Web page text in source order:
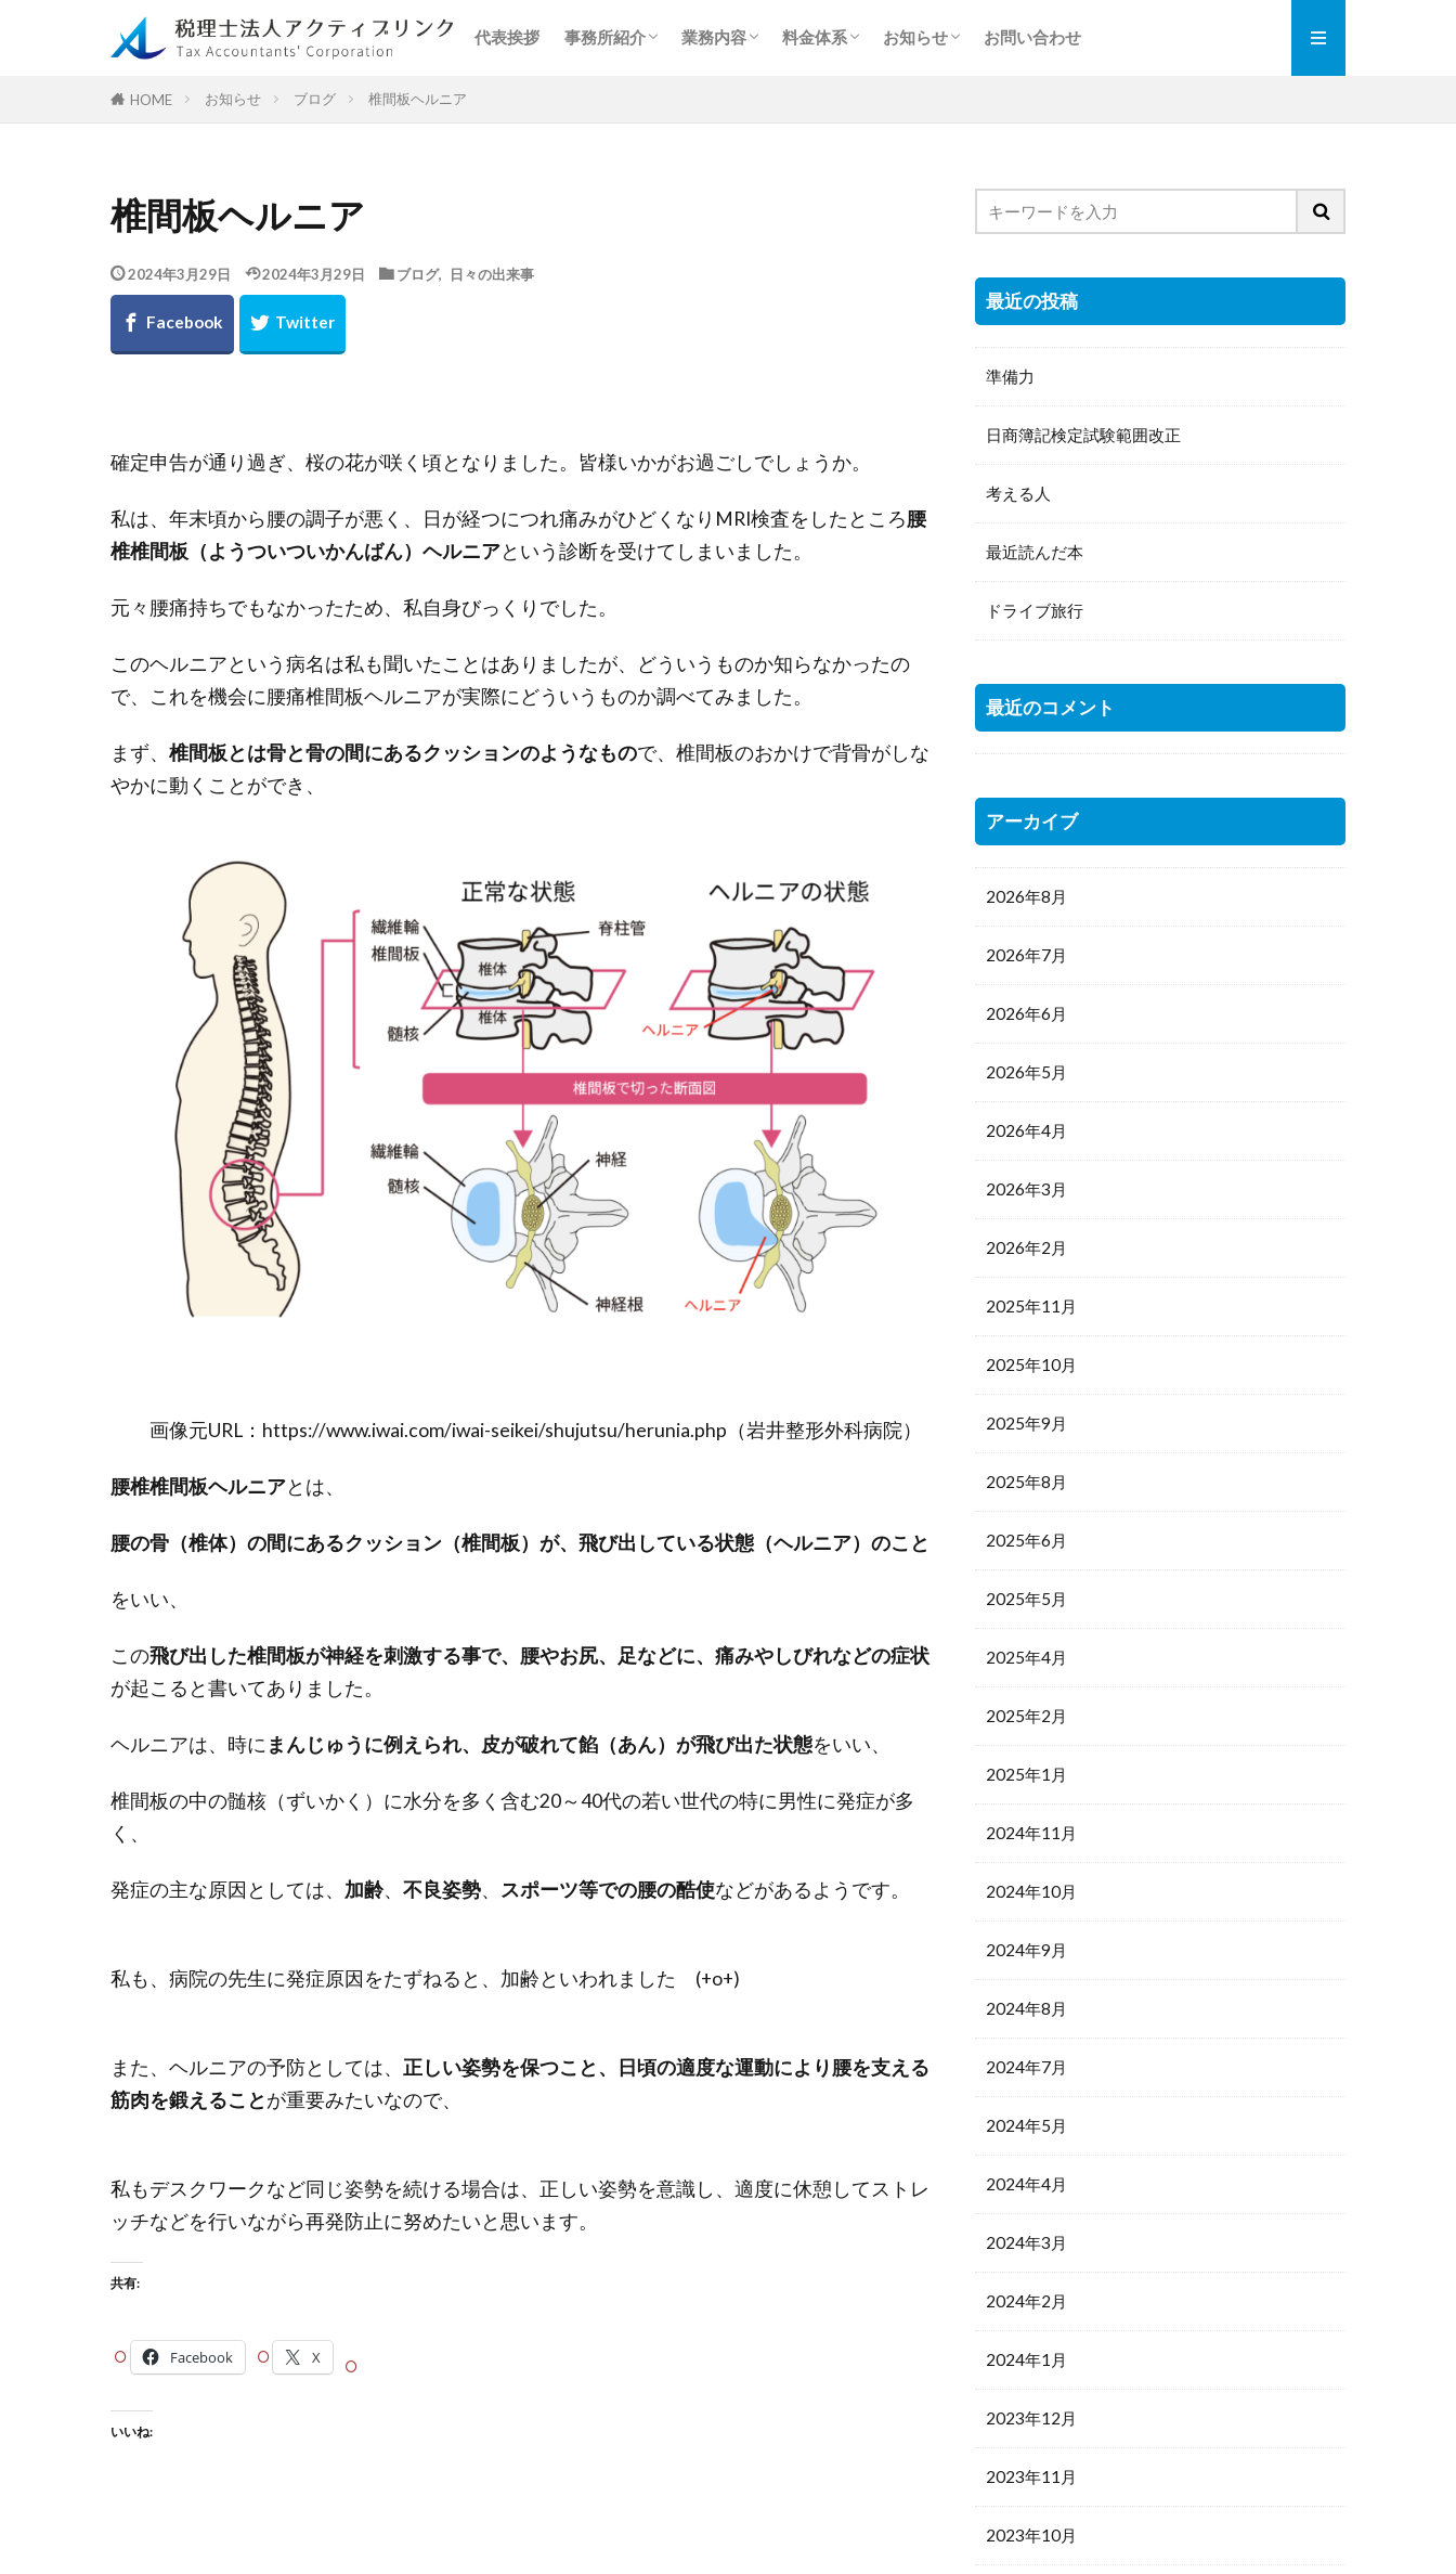
代表挨拶 事務所紹介 業務内容 料金体系 お知らせ お問い合わせ
HOME お知らせ ブログ 椎間板ヘルニア
椎間板ヘルニア
2024年3月29日 2024年3月29日 ブログ, 日々の出来事
確定申告が通り過ぎ、桜の花が咲く頃となりました。皆様いかがお過ごしでしょうか。
私は、年末頃から腰の調子が悪く、日が経つにつれ痛みがひどくなりMRI検査をしたところ腰
椎椎間板（ようついついかんばん）ヘルニアという診断を受けてしまいました。
元々腰痛持ちでもなかったため、私自身びっくりでした。
このヘルニアという病名は私も聞いたことはありましたが、どういうものか知らなかったの
で、これを機会に腰痛椎間板ヘルニアが実際にどういうものか調べてみました。
まず、 椎間板とは骨と骨の間にあるクッションのようなもので、椎間板のおかけで背骨がしな
やかに動くことができ、
画像元URL：https://www.iwai.com/iwai-seikei/shujutsu/herunia.php（岩井整形外科病院）
腰椎椎間板ヘルニアとは、
腰の骨（椎体）の間にあるクッション（椎間板）が、飛び出している状態（ヘルニア）のこと
をいい、
この飛び出した椎間板が神経を刺激する事で、腰やお尻、足などに、痛みやしびれなどの症状
が起こると書いてありました。
ヘルニアは、時に まんじゅうに例えられ、皮が破れて餡（あん）が飛び出た状態をいい、
椎間板の中の髄核（ずいかく）に水分を多く含む20～40代の若い世代の特に男性に発症が多
く、
発症の主な原因としては、 加齢、 不良姿勢、 スポーツ等での腰の酷使などがあるようです。
私も、病院の先生に発症原因をたずねると、加齢といわれました (+o+)
また、ヘルニアの予防としては、 正しい姿勢を保つこと、日頃の適度な運動により腰を支える
筋肉を鍛えることが重要みたいなので、
私もデスクワークなど同じ姿勢を続ける場合は、正しい姿勢を意識し、適度に休憩してストレ
ッチなどを行いながら再発防止に努めたいと思います。
共有:
Facebook X
いいね:
最近の投稿
準備力
日商簿記検定試験範囲改正
考える人
最近読んだ本
ドライブ旅行
最近のコメント
アーカイブ
2026年8月
2026年7月
2026年6月
2026年5月
2026年4月
2026年3月
2026年2月
2025年11月
2025年10月
2025年9月
2025年8月
2025年6月
2025年5月
2025年4月
2025年2月
2025年1月
2024年11月
2024年10月
2024年9月
2024年8月
2024年7月
2024年5月
2024年4月
2024年3月
2024年2月
2024年1月
2023年12月
2023年11月
2023年10月